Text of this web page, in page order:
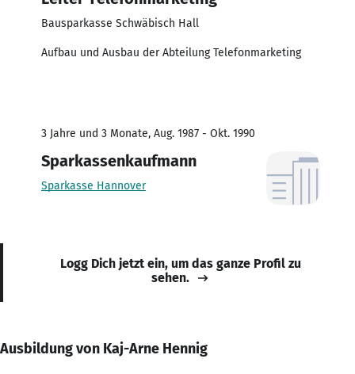
Bausparkasse Schwäbisch Hall
Aufbau und Ausbau der Abteilung Telefonmarketing
3 Jahre und 3 Monate, Aug. 1987 - Okt. 1990
Sparkassenkaufmann
Sparkasse Hannover
Logg Dich jetzt ein, um das ganze Profil zu
sehen.
Ausbildung von Kaj-Arne Hennig